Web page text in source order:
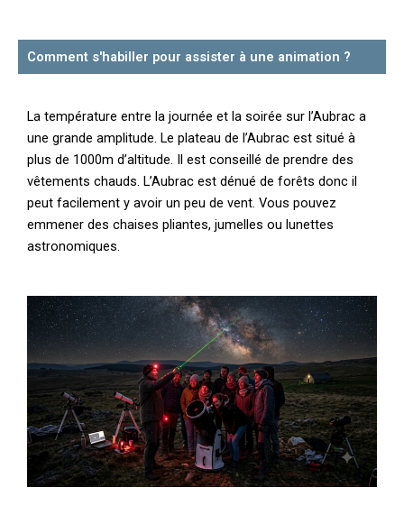
Comment s'habiller pour assister à une animation ?
La température entre la journée et la soirée sur l’Aubrac a
une grande amplitude. Le plateau de l’Aubrac est situé à
plus de 1000m d’altitude. Il est conseillé de prendre des
vêtements chauds. L’Aubrac est dénué de forêts donc il
peut facilement y avoir un peu de vent. Vous pouvez
emmener des chaises pliantes, jumelles ou lunettes
astronomiques.